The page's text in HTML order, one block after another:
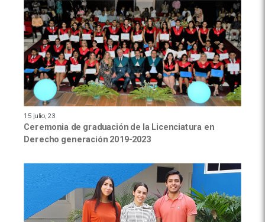
15 julio, 23
Ceremonia de graduación de la Licenciatura en
Derecho generación 2019-2023